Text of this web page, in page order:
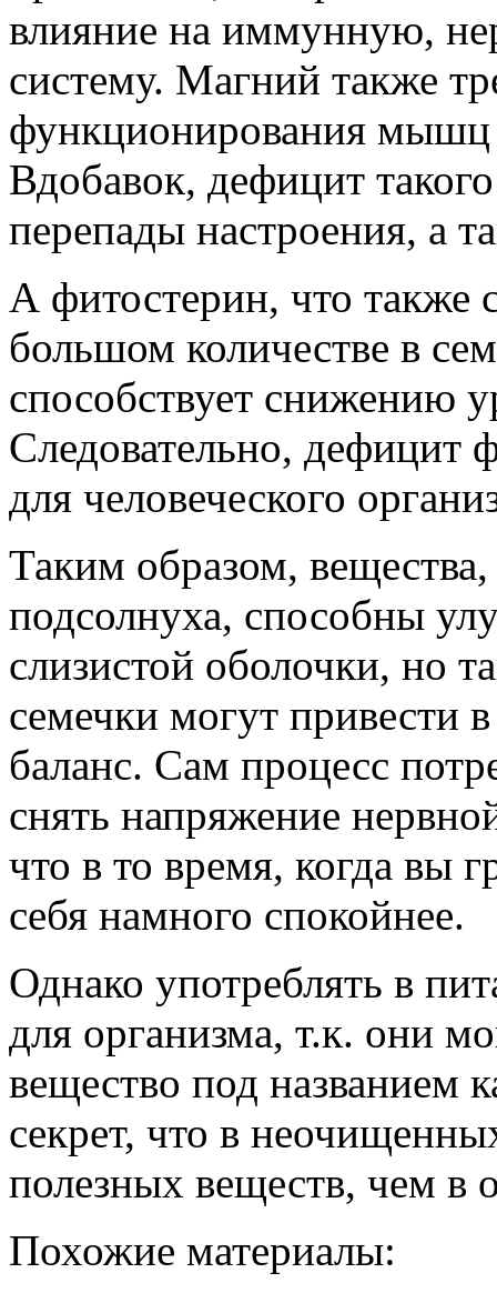
влияние на иммунную,
систему. Магний также
функционирования мышц
Вдобавок, дефицит
перепады настроения, а
А фитостерин, что также
большом количестве в
способствует снижению
Следовательно, дефицит
для человеческого
Таким образом,
подсолнуха, способны
слизистой оболочки, но
семечки могут привести
баланс. Сам процесс
снять напряжение
что в то время, когда вы
себя намного спокойнее.
Однако употреблять в
для организма, т.к. они
вещество под названием
секрет, что в
полезных веществ, чем в
Похожие материалы: